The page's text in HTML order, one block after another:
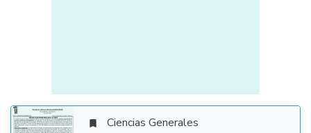
 Ciencias Generales